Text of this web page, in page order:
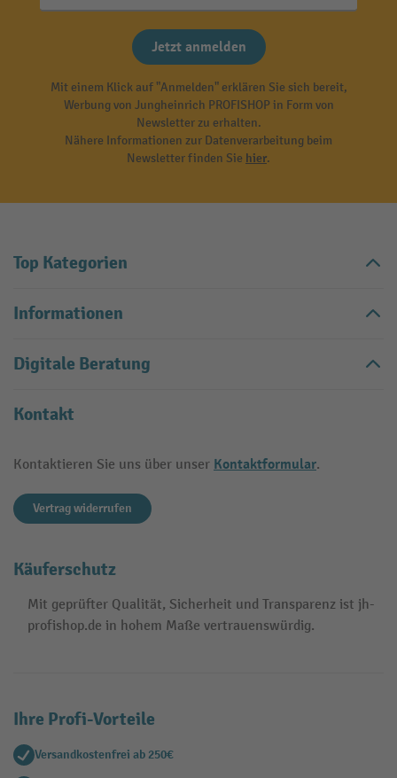
Jetzt anmelden
Mit einem Klick auf "Anmelden" erklären Sie sich bereit,
Werbung von Jungheinrich PROFISHOP in Form von
Newsletter zu erhalten.
Nähere Informationen zur Datenverarbeitung beim
Newsletter finden Sie hier.
Top Kategorien
Informationen
Digitale Beratung
Kontakt
Kontaktieren Sie uns über unser Kontaktformular.
Vertrag widerrufen
Käuferschutz
Mit geprüfter Qualität, Sicherheit und Transparenz ist jh-
profishop.de in hohem Maße vertrauenswürdig.
Ihre Profi-Vorteile
Versandkostenfrei ab 250€